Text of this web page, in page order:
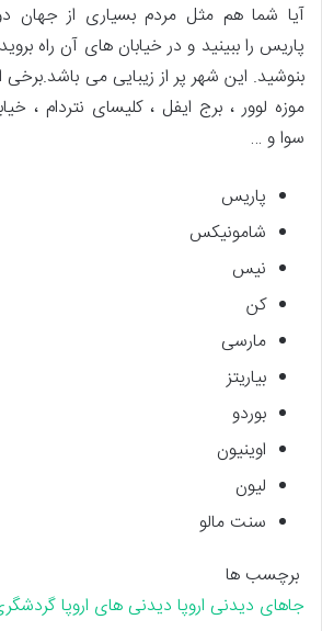
آیا شما هم مثل مردم بسیاری از جهان
پاریس را ببینید و در خیابان های آن راه
بنوشید. این شهر پر از زیبایی می
موزه لوور ، برج ایفل ، کلیسای نتردام ،
سوا و …
پاریس
شامونیکس
نیس
کن
مارسی
بیاریتز
بوردو
اوینیون
لیون
سنت مالو
برچسب ها
جاهای دیدنی اروپا دیدنی های اروپا